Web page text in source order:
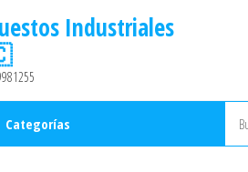
Industriales
Categorías